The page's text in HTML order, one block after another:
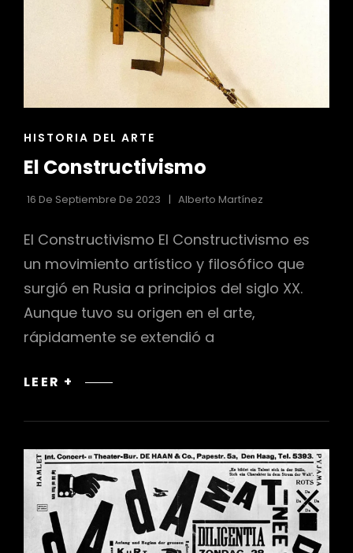
ENLACES
LAS
HISTORIA DEL ARTE
El Constructivismo
16 De Septiembre De 2023 Alberto Martínez
El Constructivismo El Constructivismo es
un movimiento artístico y filosófico que
surgió en Rusia a principios del siglo XX.
Aunque tuvo su origen en el arte,
rápidamente se extendió a
LEER +
EL